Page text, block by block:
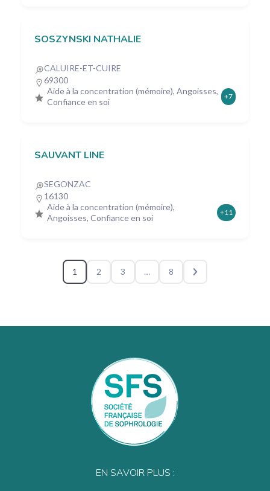
SOSZYNSKI NATHALIE
CALUIRE-ET-CUIRE
69300
Aide à la concentration (mémoire), Angoisses,
Confiance en soi
+7
SAUVANT LINE
SEGONZAC
16130
Aide à la concentration (mémoire),
Angoisses, Confiance en soi
+11
1 2 3 … 8
EN SAVOIR PLUS :